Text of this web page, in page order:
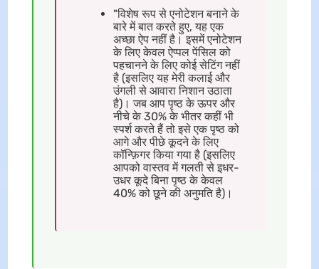
"विशेष रूप से एनोटेशन बनाने के
बारे में बात करते हुए, यह एक
अच्छा ऐप नहीं है। इसमें एनोटेशन
के लिए केवल ऐप्पल पेंसिल को
पहचानने के लिए कोई सेटिंग नहीं
है (इसलिए यह मेरी कलाई और
उंगली से आवारा निशान उठाता
है)। जब आप पृष्ठ के ऊपर और
नीचे के 30% के भीतर कहीं भी
स्पर्श करते हैं तो इसे एक पृष्ठ को
आगे और पीछे कूदने के लिए
कॉन्फ़िगर किया गया है (इसलिए
आपको वास्तव में गलती से इधर-
उधर कूदे बिना पृष्ठ के केवल
40% को छूने की अनुमति है)।